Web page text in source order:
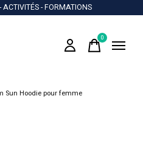
ACTIVITÉS - FORMATIONS
0items
Sun Hoodie pour femme